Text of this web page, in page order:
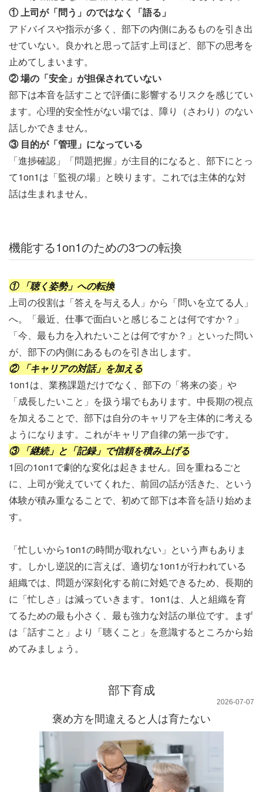
① 上司が「問う」のではなく「語る」
アドバイスや指示が多く、部下の内側にあるものを引き出
せていない。良かれと思って話す上司ほど、部下の思考を
止めてしまいます。
② 場の「安全」が担保されていない
部下は本音を話すことで評価に影響するリスクを感じてい
ます。心理的安全性がない場では、障り（さわり）のない
話しかできません。
③ 目的が「管理」になっている
「進捗確認」「問題把握」が主目的になると、部下にとっ
て1on1は「監視の場」と映ります。これでは主体的な対
話は生まれません。
機能する1on1のための3つの転換
① 「聴く姿勢」への転換
上司の役割は「答えを与える人」から「問いを立てる人」
へ。「最近、仕事で面白いと感じることは何ですか？」
「今、最も力を入れたいことは何ですか？」といった問い
が、部下の内側にあるものを引き出します。
② 「キャリアの対話」を加える
1on1は、業務課題だけでなく、部下の「将来の姿」や
「成長したいこと」を扱う場でもあります。中長期の視点
を加えることで、部下は自分のキャリアを主体的に考える
ようになります。これがキャリア自律の第一歩です。
③ 「継続」と「記録」で信頼を積み上げる
1回の1on1で劇的な変化は起きません。回を重ねるごと
に、上司が覚えていてくれた、前回の話が活きた、という
体験が積み重なることで、初めて部下は本音を語り始めま
す。
「忙しいから1on1の時間が取れない」という声もありま
す。しかし逆説的に言えば、適切な1on1が行われている
組織では、問題が深刻化する前に対処できるため、長期的
に「忙しさ」は減っていきます。1on1は、人と組織を育
てるための最も小さく、最も強力な対話の単位です。まず
は「話すこと」より「聴くこと」を意識するところから始
めてみましょう。
部下育成
2026-07-07
褒め方を間違えると人は育たない